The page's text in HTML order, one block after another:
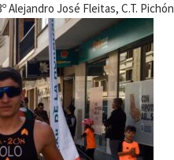
Alejandro José Fleitas, C.T.